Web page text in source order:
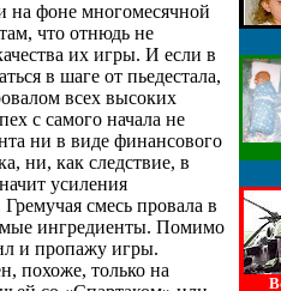
на фоне многомесячной
что отнюдь не
их игры. И если в
в шаге от пьедестала,
всех высоких
с самого начала не
ни в виде финансового
ни, как следствие, в
усиления
смесь провала в
ингредиенты. Помимо
и пропажу игры.
похоже, только на